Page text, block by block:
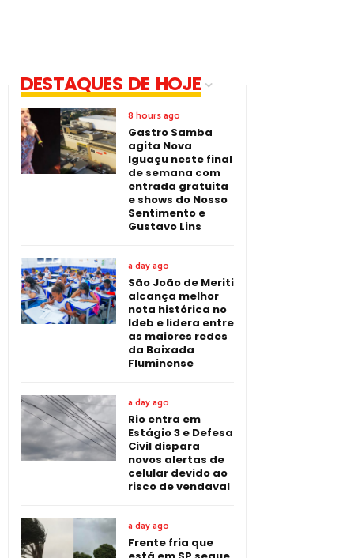
DESTAQUES DE HOJE
8 hours ago
Gastro Samba
agita Nova
Iguaçu neste final
de semana com
entrada gratuita
e shows do Nosso
Sentimento e
Gustavo Lins
a day ago
São João de Meriti
alcança melhor
nota histórica no
Ideb e lidera entre
as maiores redes
da Baixada
Fluminense
a day ago
Rio entra em
Estágio 3 e Defesa
Civil dispara
novos alertas de
celular devido ao
risco de vendaval
a day ago
Frente fria que